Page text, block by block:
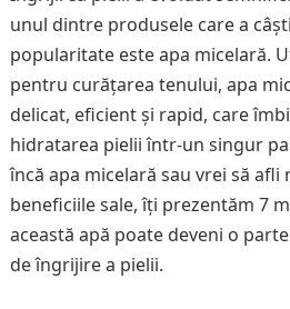
unul dintre produsele care a
popularitate este apa micelară.
pentru curățarea tenului, apa
delicat, eficient și rapid, care
hidratarea pielii într-un singur
încă apa micelară sau vrei să
beneficiile sale, îți prezentăm 7
această apă poate deveni o
de îngrijire a pielii.